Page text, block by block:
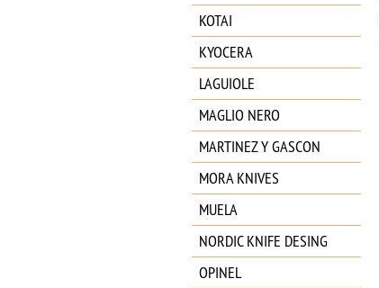
KOTAI
KYOCERA
LAGUIOLE
MAGLIO NERO
MARTINEZ Y GASCON
MORA KNIVES
MUELA
NORDIC KNIFE DESING
OPINEL3 CLAVELES CARNICERO
PROFLEX 200MM - 08071